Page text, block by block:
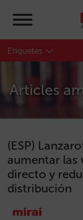
Etiquetes
Articles
(ESP)
aumentar las
directo y
distribución